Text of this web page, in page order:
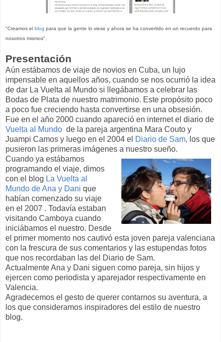
"Creamos el blog para que la gente lo viese y ahora se ha convertido en un recuerdo para
nosotros mismos"
Presentación
Aún estábamos de viaje de novios en Cuba, un lujo
impensable en aquellos años, cuando se nos ocurrió la idea
de dar La Vuelta al Mundo si llegábamos a celebrar las
Bodas de Plata de nuestro matrimonio. Este propósito poco
a poco fue creciendo hasta convertirse en una obsesión.
Fue en el año 2000 cuando apareció en internet el diario de
Vuelta al Mundo de la pareja argentina Mara Couto y
Juampi Camos y luego en el 2004 el Diario de Sam, los que
pusieron las primeras imágenes a nuestro sueño.
Cuando ya estábamos
programando el viaje, dimos
con el blog La Vuelta al
Mundo de Ana y Dani que
habían comenzado su viaje
en el 2007 . Todavía estaban
visitando Camboya cuando
iniciábamos el nuestro. Desde
el primer momento nos cautivó esta joven pareja valenciana
con la frescura de sus comentarios y las estupendas fotos
que nos recordaban las del Diario de Sam.
Actualmente Ana y Dani siguen como pareja, sin hijos y
ejercen como periodista y aparejador respectivamente en
Valencia.
Agradecemos el gesto de querer contarnos su aventura, a
los que consideramos inspiradores del estilo de nuestro
blog.